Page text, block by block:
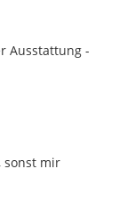
Ausstattung -
sonst mir